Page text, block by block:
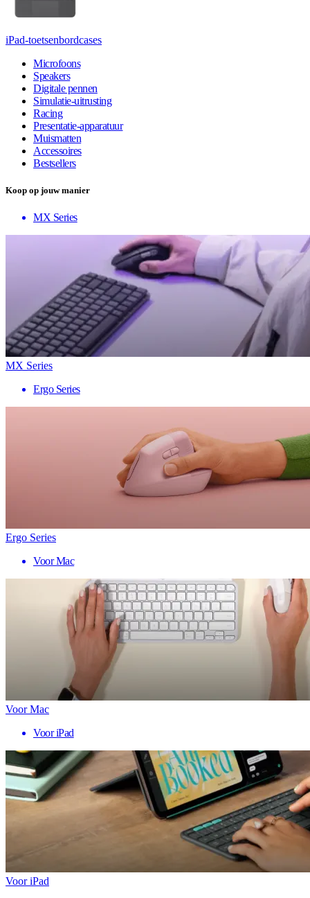
iPad-toetsenbordcases
Microfoons
Speakers
Digitale pennen
Simulatie-uitrusting
Racing
Presentatie-apparatuur
Muismatten
Accessoires
Bestsellers
Koop op jouw manier
MX Series
MX Series
Ergo Series
Ergo Series
Voor Mac
Voor Mac
Voor iPad
Voor iPad